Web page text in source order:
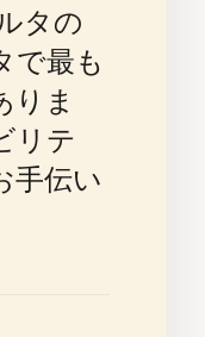
タの
で最も
りま
リテ
手伝い